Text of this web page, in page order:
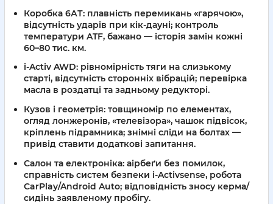
Коробка 6АТ: плавність перемикань «гарячою»,
відсутність ударів при кік-дауні; контроль
температури ATF, бажано — історія замін кожні
60–80 тис. км.
i-Activ AWD: рівномірність тяги на слизькому
старті, відсутність сторонніх вібрацій; перевірка
масла в роздатці та задньому редукторі.
Кузов і геометрія: товщиномір по елементах,
огляд лонжеронів, «телевізора», чашок підвісок,
кріплень підрамника; знімні сліди на болтах —
привід ставити додаткові запитання.
Салон та електроніка: аірбеґи без помилок,
справність систем безпеки i-Activsense, робота
CarPlay/Android Auto; відповідність зносу керма/
сидінь заявленому пробігу.